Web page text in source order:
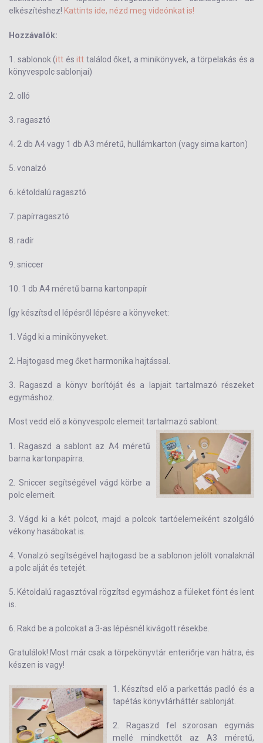
elkészítéshez! Kattints ide, nézd meg videónkat is!
Hozzávalók:
1. sablonok (itt és itt találod őket, a minikönyvek, a törpelakás és a
könyvespolc sablonjai)
2. olló
3. ragasztó
4. 2 db A4 vagy 1 db A3 méretű, hullámkarton (vagy sima karton)
5. vonalzó
6. kétoldalú ragasztó
7. papírragasztó
8. radír
9. sniccer
10. 1 db A4 méretű barna kartonpapír
Így készítsd el lépésről lépésre a könyveket:
1. Vágd ki a minikönyveket.
2. Hajtogasd meg őket harmonika hajtással.
3. Ragaszd a könyv borítóját és a lapjait tartalmazó részeket
egymáshoz.
Most vedd elő a könyvespolc elemeit tartalmazó sablont:
1. Ragaszd a sablont az A4 méretű
barna kartonpapírra.
2. Sniccer segítségével vágd körbe a
polc elemeit.
3. Vágd ki a két polcot, majd a polcok tartóelemeiként szolgáló
vékony hasábokat is.
4. Vonalzó segítségével hajtogasd be a sablonon jelölt vonalaknál
a polc alját és tetejét.
5. Kétoldalú ragasztóval rögzítsd egymáshoz a füleket fönt és lent
is.
6. Rakd be a polcokat a 3-as lépésnél kivágott résekbe.
Gratulálok! Most már csak a törpekönyvtár enteriőrje van hátra, és
készen is vagy!
1. Készítsd elő a parkettás padló és a
tapétás könyvtárháttér sablonját.
2. Ragaszd fel szorosan egymás
mellé mindkettőt az A3 méretű,